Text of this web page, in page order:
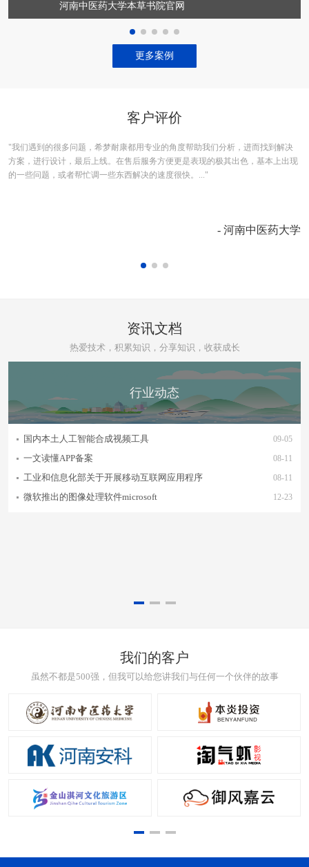
河南中医药大学本草书院官网
更多案例
客户评价
我们遇到的很多问题，希梦耐康都用专业的角度帮助我们分析，进而找到解决
方案，进行设计，最后上线。在售后服务方便更是表现的极其出色，基本上出现
的一些问题，或者帮忙调一些东西解决的速度很快。...
- 河南中医药大学
资讯文档
热爱技术，积累知识，分享知识，收获成长
行业动态
09-05
国内本土人工智能合成视频工具
08-11
一文读懂APP备案
08-11
工业和信息化部关于开展移动互联网应用程序
12-23
微软推出的图像处理软件microsoft
我们的客户
虽然不都是500强，但我可以给您讲我们与任何一个伙伴的故事